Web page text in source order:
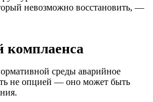
невозможно восстановить, —
комплаенса
среды аварийное
не опцией — оно может быть